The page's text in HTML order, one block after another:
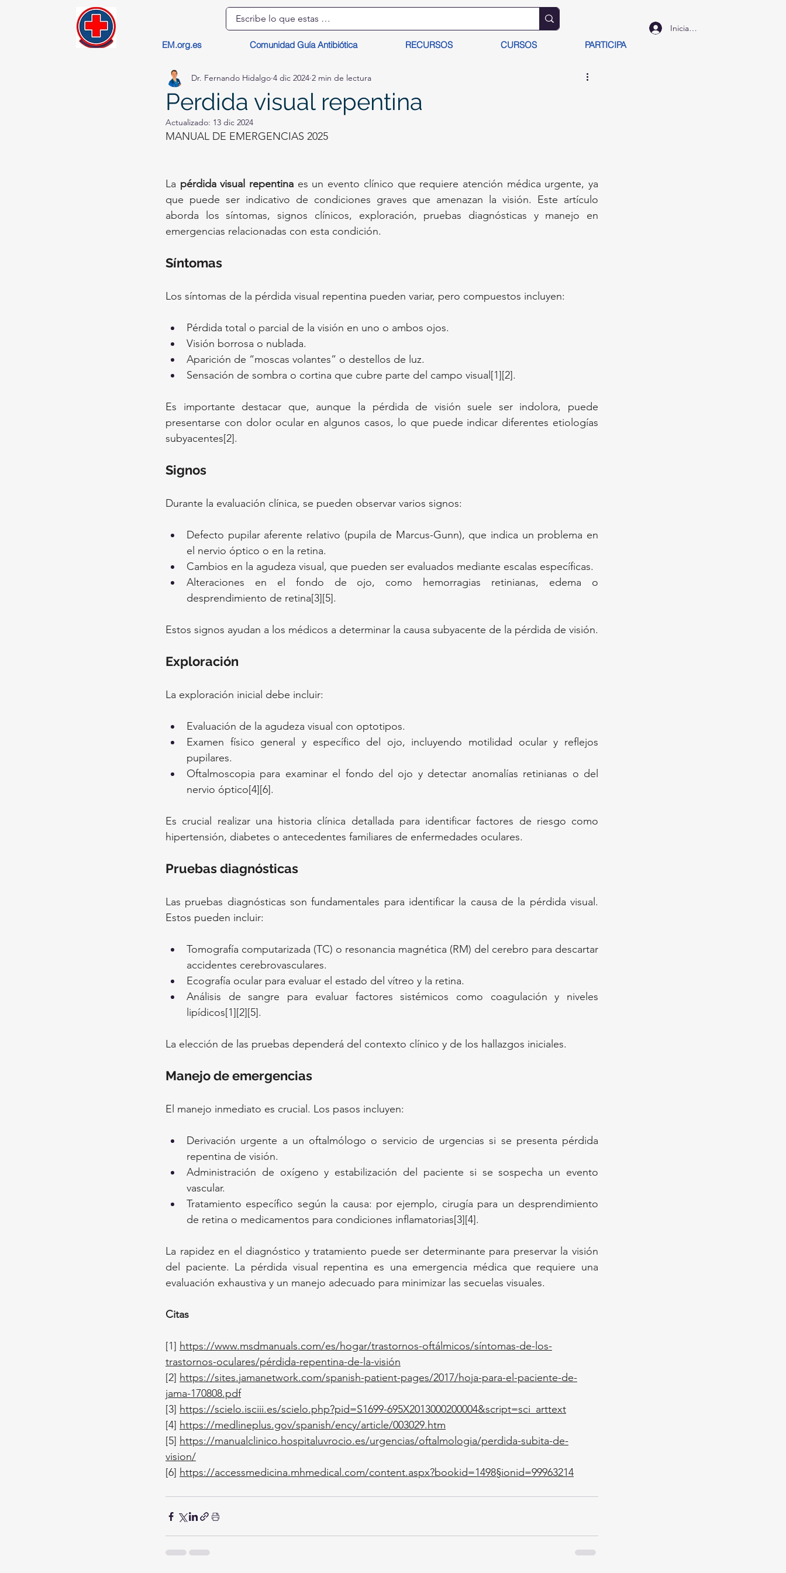
EM.org.es Comunidad Guía Antibiótica RECURSOS CURSOS PARTICIPA
Iniciar sesión
Perdida visual repentina
Dr. Fernando Hidalgo 4 dic 2024 2 min de lectura
Actualizado: 13 dic 2024
MANUAL DE EMERGENCIAS 2025
La pérdida visual repentina es un evento clínico que requiere atención médica urgente, ya
que puede ser indicativo de condiciones graves que amenazan la visión. Este artículo
aborda los síntomas, signos clínicos, exploración, pruebas diagnósticas y manejo en
emergencias relacionadas con esta condición.
Síntomas
Los síntomas de la pérdida visual repentina pueden variar, pero compuestos incluyen:
Pérdida total o parcial de la visión en uno o ambos ojos.
Visión borrosa o nublada.
Aparición de “moscas volantes” o destellos de luz.
Sensación de sombra o cortina que cubre parte del campo visual[1][2].
Es importante destacar que, aunque la pérdida de visión suele ser indolora, puede
presentarse con dolor ocular en algunos casos, lo que puede indicar diferentes etiologías
subyacentes[2].
Signos
Durante la evaluación clínica, se pueden observar varios signos:
Defecto pupilar aferente relativo (pupila de Marcus-Gunn), que indica un problema en
el nervio óptico o en la retina.
Cambios en la agudeza visual, que pueden ser evaluados mediante escalas específicas.
Alteraciones en el fondo de ojo, como hemorragias retinianas, edema o
desprendimiento de retina[3][5].
Estos signos ayudan a los médicos a determinar la causa subyacente de la pérdida de visión.
Exploración
La exploración inicial debe incluir:
Evaluación de la agudeza visual con optotipos.
Examen físico general y específico del ojo, incluyendo motilidad ocular y reflejos
pupilares.
Oftalmoscopia para examinar el fondo del ojo y detectar anomalías retinianas o del
nervio óptico[4][6].
Es crucial realizar una historia clínica detallada para identificar factores de riesgo como
hipertensión, diabetes o antecedentes familiares de enfermedades oculares.
Pruebas diagnósticas
Las pruebas diagnósticas son fundamentales para identificar la causa de la pérdida visual.
Estos pueden incluir:
Tomografía computarizada (TC) o resonancia magnética (RM) del cerebro para descartar
accidentes cerebrovasculares.
Ecografía ocular para evaluar el estado del vítreo y la retina.
Análisis de sangre para evaluar factores sistémicos como coagulación y niveles
lipídicos[1][2][5].
La elección de las pruebas dependerá del contexto clínico y de los hallazgos iniciales.
Manejo de emergencias
El manejo inmediato es crucial. Los pasos incluyen:
Derivación urgente a un oftalmólogo o servicio de urgencias si se presenta pérdida
repentina de visión.
Administración de oxígeno y estabilización del paciente si se sospecha un evento
vascular.
Tratamiento específico según la causa: por ejemplo, cirugía para un desprendimiento
de retina o medicamentos para condiciones inflamatorias[3][4].
La rapidez en el diagnóstico y tratamiento puede ser determinante para preservar la visión
del paciente. La pérdida visual repentina es una emergencia médica que requiere una
evaluación exhaustiva y un manejo adecuado para minimizar las secuelas visuales.
Citas
[1] https://www.msdmanuals.com/es/hogar/trastornos-oftálmicos/síntomas-de-los-
trastornos-oculares/pérdida-repentina-de-la-visión
[2] https://sites.jamanetwork.com/spanish-patient-pages/2017/hoja-para-el-paciente-de-
jama-170808.pdf
[3] https://scielo.isciii.es/scielo.php?pid=S1699-695X2013000200004&script=sci_arttext
[4] https://medlineplus.gov/spanish/ency/article/003029.htm
[5] https://manualclinico.hospitaluvrocio.es/urgencias/oftalmologia/perdida-subita-de-
vision/
[6] https://accessmedicina.mhmedical.com/content.aspx?bookid=1498§ionid=99963214